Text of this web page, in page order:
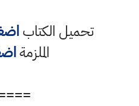
تحميل الكتاب
الملزمة